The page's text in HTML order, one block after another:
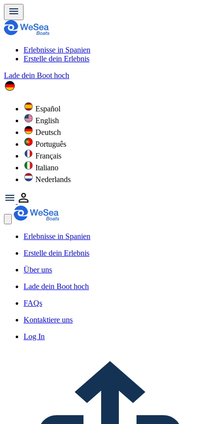
Erlebnisse in Spanien
Erstelle dein Erlebnis
Lade dein Boot hoch
Español
English
Deutsch
Português
Français
Italiano
Nederlands
Erlebnisse in Spanien
Erstelle dein Erlebnis
Über uns
Lade dein Boot hoch
FAQs
Kontaktiere uns
Log In